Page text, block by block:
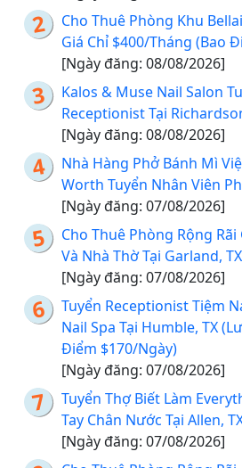
Cho Thuê Phòng Khu
Giá Chỉ $400/Tháng (Bao
[Ngày đăng: 08/08/2026]
Kalos & Muse Nail Salon
Receptionist Tại
[Ngày đăng: 08/08/2026]
Nhà Hàng Phở Bánh Mì
Worth Tuyển Nhân Viên
[Ngày đăng: 07/08/2026]
Cho Thuê Phòng Rộng Rãi
Và Nhà Thờ Tại Garland, TX
[Ngày đăng: 07/08/2026]
Tuyển Receptionist Tiệm
Nail Spa Tại Humble, TX
Điểm $170/Ngày)
[Ngày đăng: 07/08/2026]
Tuyển Thợ Biết Làm
Tay Chân Nước Tại Allen,
[Ngày đăng: 07/08/2026]